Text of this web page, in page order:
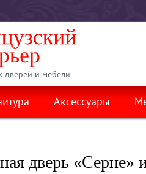
дверей и мебели
Аксессуары
дверь «Серне»